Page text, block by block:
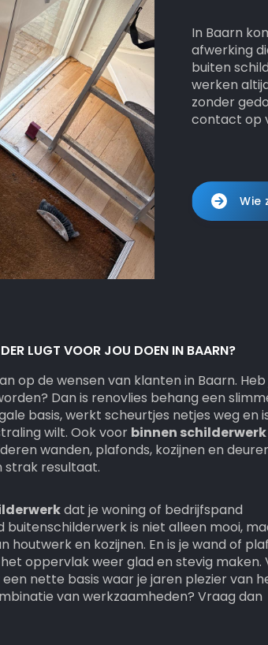
In Baarn
afwerking
buiten
werken
zonder
contact op
Wie
LUGT VOOR JOU DOEN IN BAARN?
op de wensen van klanten in Baarn. Heb
Dan is renovlies behang een
basis, werkt scheurtjes netjes weg en
wilt. Ook voor binnen schilderwerk
wanden, plafonds, kozijnen en
strak resultaat.
dat je woning of bedrijfspand
is niet alleen mooi,
en kozijnen. En is je wand of
oppervlak weer glad en stevig maken.
nette basis waar je jaren plezier van
van werkzaamheden? Vraag dan